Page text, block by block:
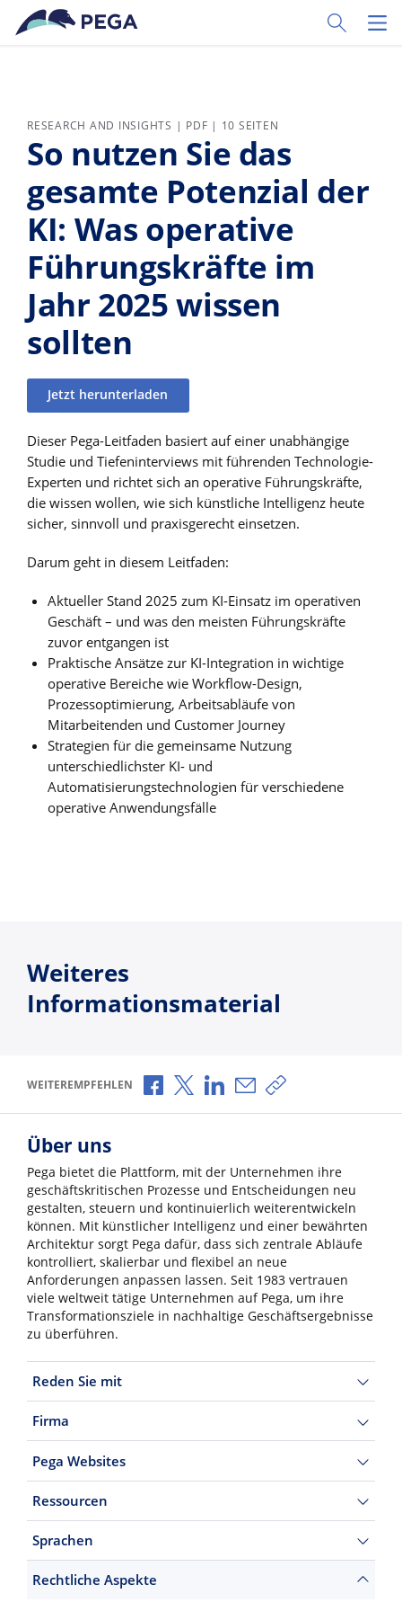
Zum Hauptinhalt wechseln
Toggle
RESEARCH AND INSIGHTS | PDF | 10 SEITEN
So nutzen Sie das
gesamte Potenzial der
KI: Was operative
Führungskräfte im
Jahr 2025 wissen
sollten
Jetzt herunterladen
Dieser Pega-Leitfaden basiert auf einer unabhängige
Studie und Tiefeninterviews mit führenden Technologie-
Experten und richtet sich an operative Führungskräfte,
die wissen wollen, wie sich künstliche Intelligenz heute
sicher, sinnvoll und praxisgerecht einsetzen.
Darum geht in diesem Leitfaden:
Aktueller Stand 2025 zum KI-Einsatz im operativen
Geschäft – und was den meisten Führungskräfte
zuvor entgangen ist
Praktische Ansätze zur KI-Integration in wichtige
operative Bereiche wie Workflow-Design,
Prozessoptimierung, Arbeitsabläufe von
Mitarbeitenden und Customer Journey
Strategien für die gemeinsame Nutzung
unterschiedlichster KI- und
Automatisierungstechnologien für verschiedene
operative Anwendungsfälle
Weiteres
Informationsmaterial
WEITEREMPFEHLEN Über Facebook teilen
Über X teilen
Über LinkedIn teilen
Über E-Mail teilen
Link zum Teilen
Über uns
Pega bietet die Plattform, mit der Unternehmen ihre
geschäftskritischen Prozesse und Entscheidungen neu
gestalten, steuern und kontinuierlich weiterentwickeln
können. Mit künstlicher Intelligenz und einer bewährten
Architektur sorgt Pega dafür, dass sich zentrale Abläufe
kontrolliert, skalierbar und flexibel an neue
Anforderungen anpassen lassen. Seit 1983 vertrauen
viele weltweit tätige Unternehmen auf Pega, um ihre
Transformationsziele in nachhaltige Geschäftsergebnisse
zu überführen.
Reden Sie mit
Firma
Pega Websites
Ressourcen
Sprachen
Rechtliche Aspekte